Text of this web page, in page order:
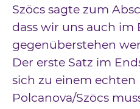
Szöcs sagte zum
dass wir uns auch im
gegenüberstehen
Der erste Satz im
sich zu einem echten
Polcanova/Szöcs